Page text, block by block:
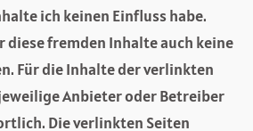
ich keinen Einfluss habe.
diese fremden Inhalte auch keine
Für die Inhalte der verlinkten
Anbieter oder Betreiber
Die verlinkten Seiten